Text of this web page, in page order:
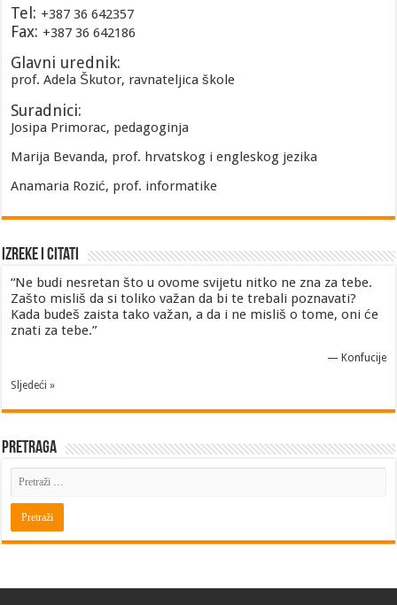
Tel: +387 36 642357
Fax: +387 36 642186
Glavni urednik:
prof. Adela Škutor, ravnateljica škole
Suradnici:
Josipa Primorac, pedagoginja
Marija Bevanda, prof. hrvatskog i engleskog jezika
Anamaria Rozić, prof. informatike
Izreke i Citati
“Ne budi nesretan što u ovome svijetu nitko ne zna za tebe.
Zašto misliš da si toliko važan da bi te trebali poznavati?
Kada budeš zaista tako važan, a da i ne misliš o tome, oni će
znati za tebe.”
— Konfucije
Sljedeći »
Pretraga